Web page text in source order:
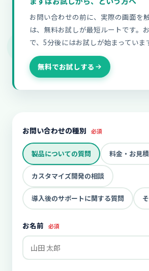
お問い合わせの前に、実際の画面を
は、無料お試しが最短ルートです。
で、5分後にはお試しが始まっていま
無料でお試しする
お問い合わせの種別 必須
製品についての質問 料金・お見
カスタマイズ開発の相談
導入後のサポートに関する質問
お名前 必須